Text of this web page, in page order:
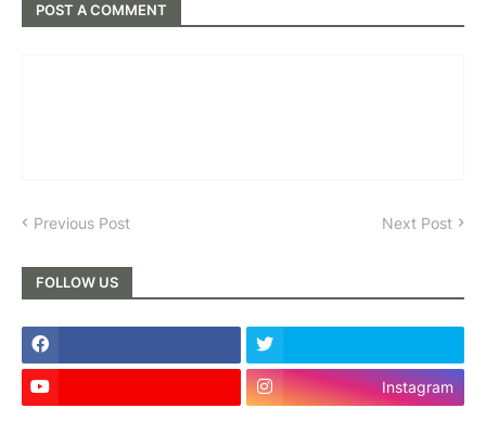
POST A COMMENT
Previous Post Next Post
FOLLOW US
Instagram